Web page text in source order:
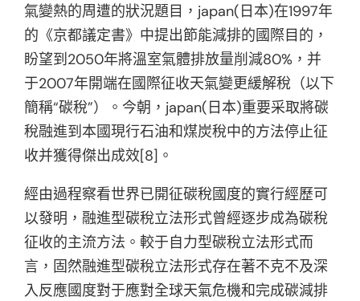
氣變熱的周遭的狀況題目，japan(日本)在1997年
的《京都議定書》中提出節能減排的國際目的，
盼望到2050年將溫室氣體排放量削減80%，并
于2007年開端在國際征收天氣變更緩解稅（以下
簡稱“碳稅”）。今朝，japan(日本)重要采取將碳
稅融進到本國現行石油和煤炭稅中的方法停止征
收并獲得傑出成效[8]。
經由過程察看世界已開征碳稅國度的實行經歷可
以發明，融進型碳稅立法形式曾經逐步成為碳稅
征收的主流方法。較于自力型碳稅立法形式而
言，固然融進型碳稅立法形式存在著不克不及深
入反應國度對于應對全球天氣危機和完成碳減排